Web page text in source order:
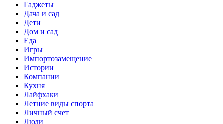
Гаджеты
Дача и сад
Дети
Дом и сад
Еда
Игры
Импортозамещение
Истории
Компании
Кухня
Лайфхаки
Летние виды спорта
Личный счет
Люди